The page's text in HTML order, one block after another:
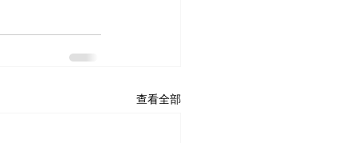
查看全部